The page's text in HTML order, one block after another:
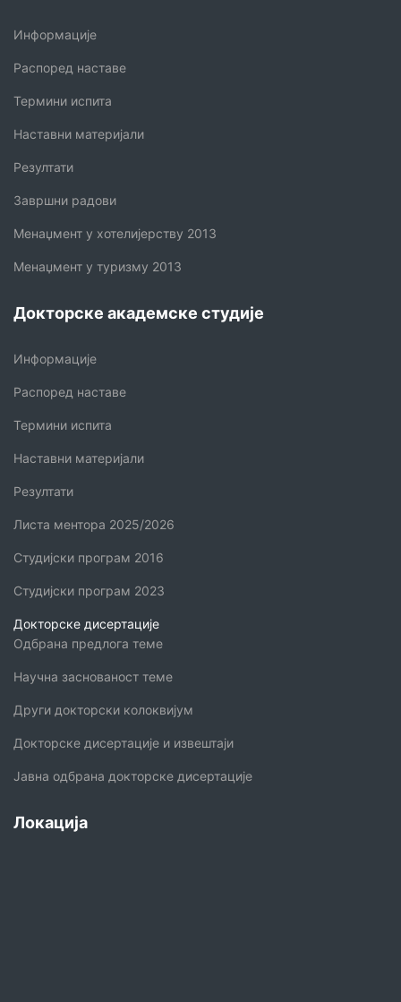
Информације
Распоред наставе
Термини испита
Наставни материјали
Резултати
Завршни радови
Менаџмент у хотелијерству 2013
Менаџмент у туризму 2013
Докторске академске студије
Информације
Распоред наставе
Термини испита
Наставни материјали
Резултати
Листа ментора 2025/2026
Студијски програм 2016
Студијски програм 2023
Докторске дисертације
Одбрана предлога теме
Научна заснованост теме
Други докторски колоквијум
Докторске дисертације и извештаји
Јавна одбрана докторске дисертације
Локација